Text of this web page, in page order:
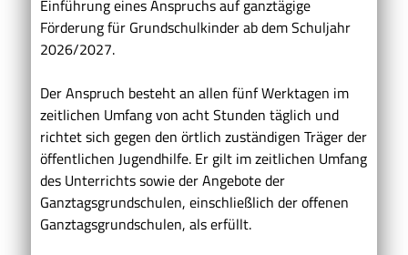
Einführung eines Anspruchs auf ganztägige
Förderung für Grundschulkinder ab dem Schuljahr
2026/2027.
Der Anspruch besteht an allen fünf Werktagen im
zeitlichen Umfang von acht Stunden täglich und
richtet sich gegen den örtlich zuständigen Träger der
öffentlichen Jugendhilfe. Er gilt im zeitlichen Umfang
des Unterrichts sowie der Angebote der
Ganztagsgrundschulen, einschließlich der offenen
Ganztagsgrundschulen, als erfüllt.